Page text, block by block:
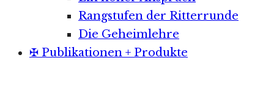
Rangstufen der Ritterrunde
Die Geheimlehre
✠ Publikationen + Produkte